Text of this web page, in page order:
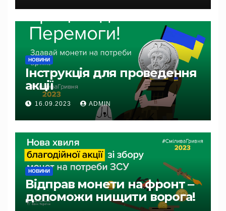
НОВИНИ
Інструкція для проведення
акції
16.09.2023 ADMIN
НОВИНИ
Відправ монети на фронт ‒
допоможи нищити ворога!